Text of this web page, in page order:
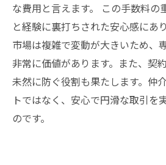
な費用と言えます。 この手数料の
と経験に裏打ちされた安心感にあ
市場は複雑で変動が大きいため、
非常に価値があります。また、契
未然に防ぐ役割も果たします。仲
トではなく、安心で円滑な取引を
のです。